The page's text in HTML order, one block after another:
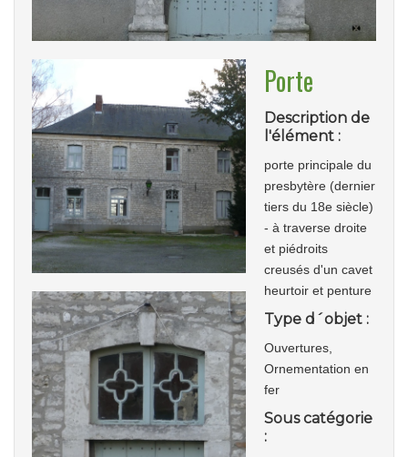
Porte
Description de
l'élément :
porte principale du
presbytère (dernier
tiers du 18e siècle)
- à traverse droite
et piédroits
creusés d'un cavet
heurtoir et penture
Type d´objet :
Ouvertures,
Ornementation en
fer
Sous catégorie
: